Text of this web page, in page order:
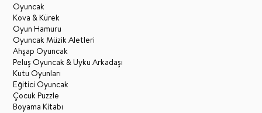
Oyuncak
Kova & Kürek
Oyun Hamuru
Oyuncak Müzik Aletleri
Ahşap Oyuncak
Peluş Oyuncak & Uyku Arkadaşı
Kutu Oyunları
Eğitici Oyuncak
Çocuk Puzzle
Boyama Kitabı